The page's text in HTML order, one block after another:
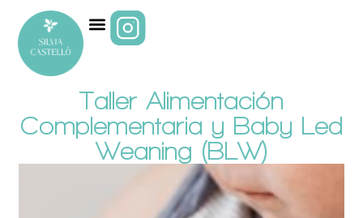
Taller Alimentación
Complementaria y Baby Led
Weaning (BLW)